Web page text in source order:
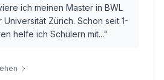
ich meinen Master in BWL
Universität Zürich. Schon seit 1-
helfe ich Schülern mit..."